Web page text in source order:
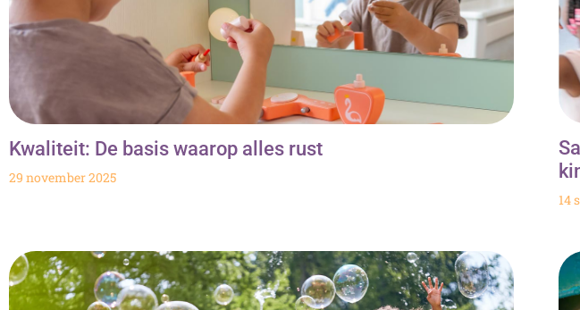
Kwaliteit: De basis waarop alles rust
29 november 2025
14